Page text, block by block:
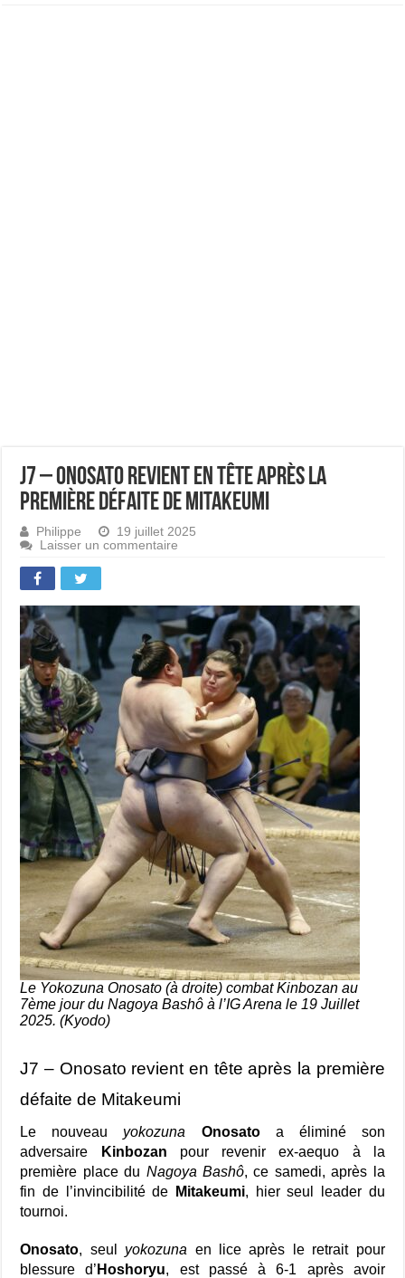
J7 – Onosato revient en tête après la
première défaite de Mitakeumi
Philippe
19 juillet 2025
Laisser un commentaire
Le Yokozuna Onosato (à droite) combat Kinbozan au
7ème jour du Nagoya Bashô à l’IG Arena le 19 Juillet
2025. (Kyodo)
J7 – Onosato revient en tête après la première
défaite de Mitakeumi
Le nouveau yokozuna Onosatoa éliminé son
adversaire
Kinbozan pour revenir ex-aequo à la
première place du Nagoya Bashô, ce samedi, après la
fin de l’invincibilité de
Mitakeumi, hier seul leader du
tournoi.
Onosato, seul yokozuna en lice après le retrait pour
blessure d’ Hoshoryu, est passé à 6-1 après avoir